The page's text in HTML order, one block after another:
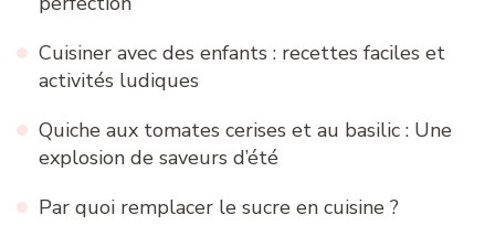
Cuisiner avec des enfants : recettes faciles et
activités ludiques
Quiche aux tomates cerises et au basilic : Une
explosion de saveurs d’été
Par quoi remplacer le sucre en cuisine ?